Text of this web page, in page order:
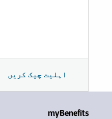
اہلیت چیک کریں
myBenefits